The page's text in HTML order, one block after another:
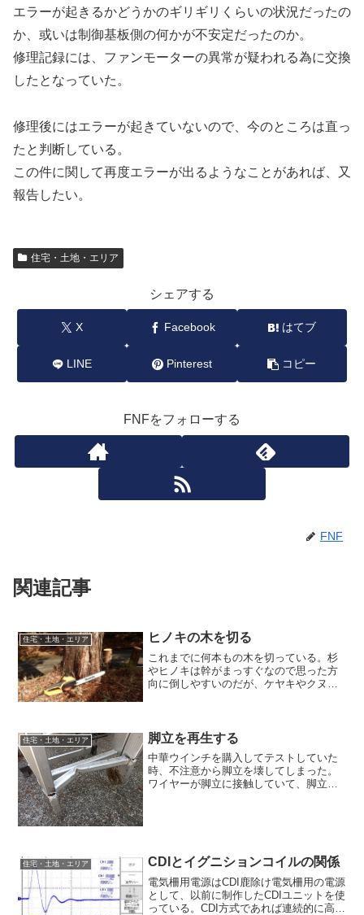
エラーが起きるかどうかのギリギリくらいの状況だったの
か、或いは制御基板側の何かが不安定だったのか。
修理記録には、ファンモーターの異常が疑われる為に交換
したとなっていた。
修理後にはエラーが起きていないので、今のところは直っ
たと判断している。
この件に関して再度エラーが出るようなことがあれば、又
報告したい。
住宅・土地・エリア
シェアする
X Facebook はてブ
LINE Pinterest コピー
FNFをフォローする
FNF
関連記事
住宅・土地・エリア ヒノキの木を切る
これまでに何本もの木を切っている。杉
やヒノキは幹がまっすぐなので思った方
向に倒しやすいのだが、ケヤキやクヌギ
こともあって、切りたいと...
住宅・土地・エリア 脚立を再生する
中華ウインチを購入してテストしていた
時、不注意から脚立を壊してしまった。
ワイヤーが脚立に接触していて、脚立に
住宅・土地・エリア CDIとイグニションコイルの関係
電気柵用電源はCDI鹿除け電気柵用の電源
として、以前に制作したCDIユニットを使
っている。CDI方式であれば連続的に高電